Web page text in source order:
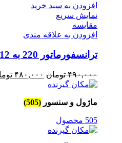
بود.
افزودن به سبد خرید
نمایش سریع
مقايسه
افزودن به علاقه مندی
ترانسفورماتور 220 به 12 ولت 1 آمپر – دست دوم
۴۹۰,۰۰۰ تومان قیمت
بود.
۴۸۰,۰۰۰
ماژول و سنسور (505)
505 محصول